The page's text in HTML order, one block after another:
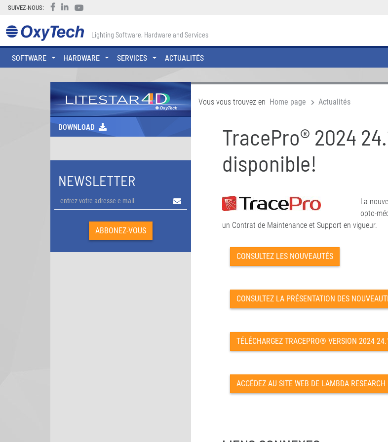
SUIVEZ-NOUS:
Lighting Software, Hardware and Services
SOFTWARE HARDWARE SERVICES ACTUALITÉS
DOWNLOAD
NEWSLETTER
Vous vous trouvez en Home page Actualités
TracePro® 2024
disponible!
La
opto-
un Contrat de Maintenance et Support en vigueur.
CONSULTEZ LES NOUVEAUTÉS
CONSULTEZ LA PRÉSENTATION DES
TÉLÉCHARGEZ TRACEPRO® VERSION 2024
ACCÉDEZ AU SITE WEB DE LAMBDA RESEARCH